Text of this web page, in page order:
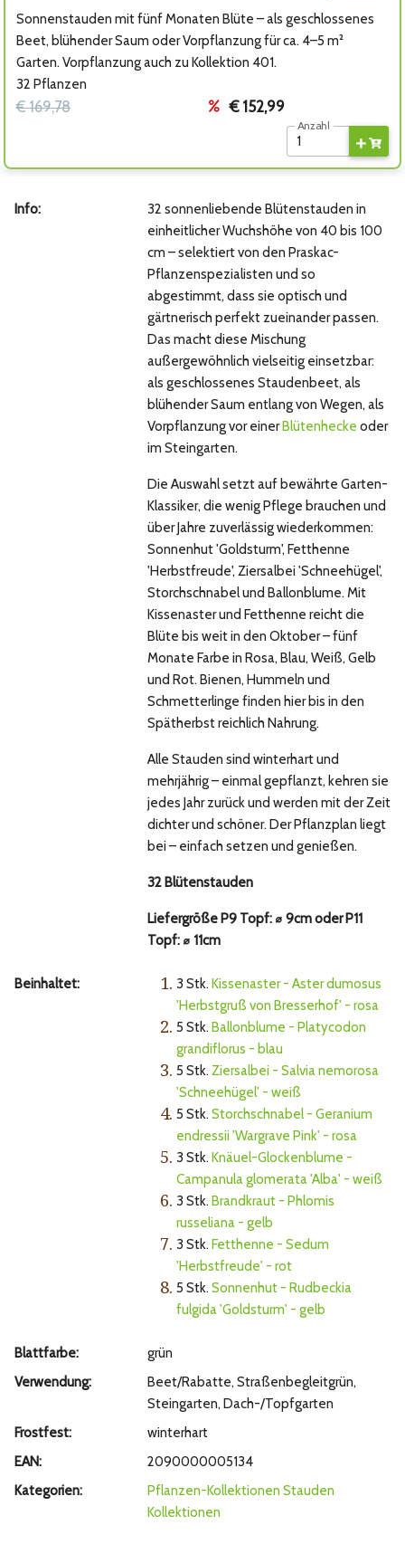
Sonnenstauden mit fünf Monaten Blüte – als geschlossenes
Beet, blühender Saum oder Vorpflanzung für ca. 4–5 m²
Garten. Vorpflanzung auch zu Kollektion 401.
32 Pflanzen
€ 169,78 € 152,99
Anzahl
Info:
32 sonnenliebende Blütenstauden in
einheitlicher Wuchshöhe von 40 bis 100
cm – selektiert von den Praskac-
Pflanzenspezialisten und so
abgestimmt, dass sie optisch und
gärtnerisch perfekt zueinander passen.
Das macht diese Mischung
außergewöhnlich vielseitig einsetzbar:
als geschlossenes Staudenbeet, als
blühender Saum entlang von Wegen, als
Vorpflanzung vor einer Blütenhecke oder
im Steingarten.
Die Auswahl setzt auf bewährte Garten-
Klassiker, die wenig Pflege brauchen und
über Jahre zuverlässig wiederkommen:
Sonnenhut 'Goldsturm', Fetthenne
'Herbstfreude', Ziersalbei 'Schneehügel',
Storchschnabel und Ballonblume. Mit
Kissenaster und Fetthenne reicht die
Blüte bis weit in den Oktober – fünf
Monate Farbe in Rosa, Blau, Weiß, Gelb
und Rot. Bienen, Hummeln und
Schmetterlinge finden hier bis in den
Spätherbst reichlich Nahrung.
Alle Stauden sind winterhart und
mehrjährig – einmal gepflanzt, kehren sie
jedes Jahr zurück und werden mit der Zeit
dichter und schöner. Der Pflanzplan liegt
bei – einfach setzen und genießen.
32 Blütenstauden
Liefergröße P9 Topf: ⌀ 9cm oder P11
Topf: ⌀ 11cm
Beinhaltet: 1. 3 Stk. Kissenaster - Aster dumosus
'Herbstgruß von Bresserhof' - rosa
2. 5 Stk. Ballonblume - Platycodon
grandiflorus - blau
3. 5 Stk. Ziersalbei - Salvia nemorosa
'Schneehügel' - weiß
4. 5 Stk. Storchschnabel - Geranium
endressii 'Wargrave Pink' - rosa
5. 3 Stk. Knäuel-Glockenblume -
Campanula glomerata 'Alba' - weiß
6. 3 Stk. Brandkraut - Phlomis
russeliana - gelb
7. 3 Stk. Fetthenne - Sedum
'Herbstfreude' - rot
8. 5 Stk. Sonnenhut - Rudbeckia
fulgida 'Goldsturm' - gelb
Blattfarbe:
grün
Verwendung:
Beet/Rabatte, Straßenbegleitgrün,
Steingarten, Dach-/Topfgarten
Frostfest:
winterhart
EAN:
2090000005134
Kategorien:
Pflanzen-Kollektionen Stauden
Kollektionen